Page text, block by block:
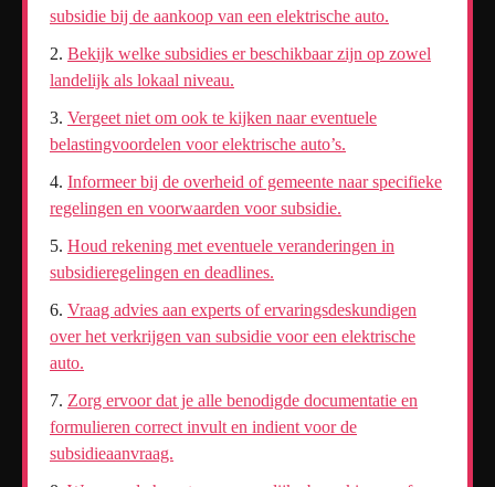
subsidie bij de aankoop van een elektrische auto.
Bekijk welke subsidies er beschikbaar zijn op zowel
landelijk als lokaal niveau.
Vergeet niet om ook te kijken naar eventuele
belastingvoordelen voor elektrische auto’s.
Informeer bij de overheid of gemeente naar specifieke
regelingen en voorwaarden voor subsidie.
Houd rekening met eventuele veranderingen in
subsidieregelingen en deadlines.
Vraag advies aan experts of ervaringsdeskundigen
over het verkrijgen van subsidie voor een elektrische
auto.
Zorg ervoor dat je alle benodigde documentatie en
formulieren correct invult en indient voor de
subsidieaanvraag.